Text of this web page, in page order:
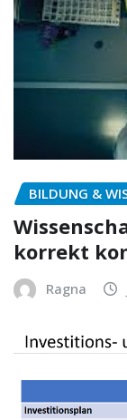
BILDUNG &
korrekt
Ragna